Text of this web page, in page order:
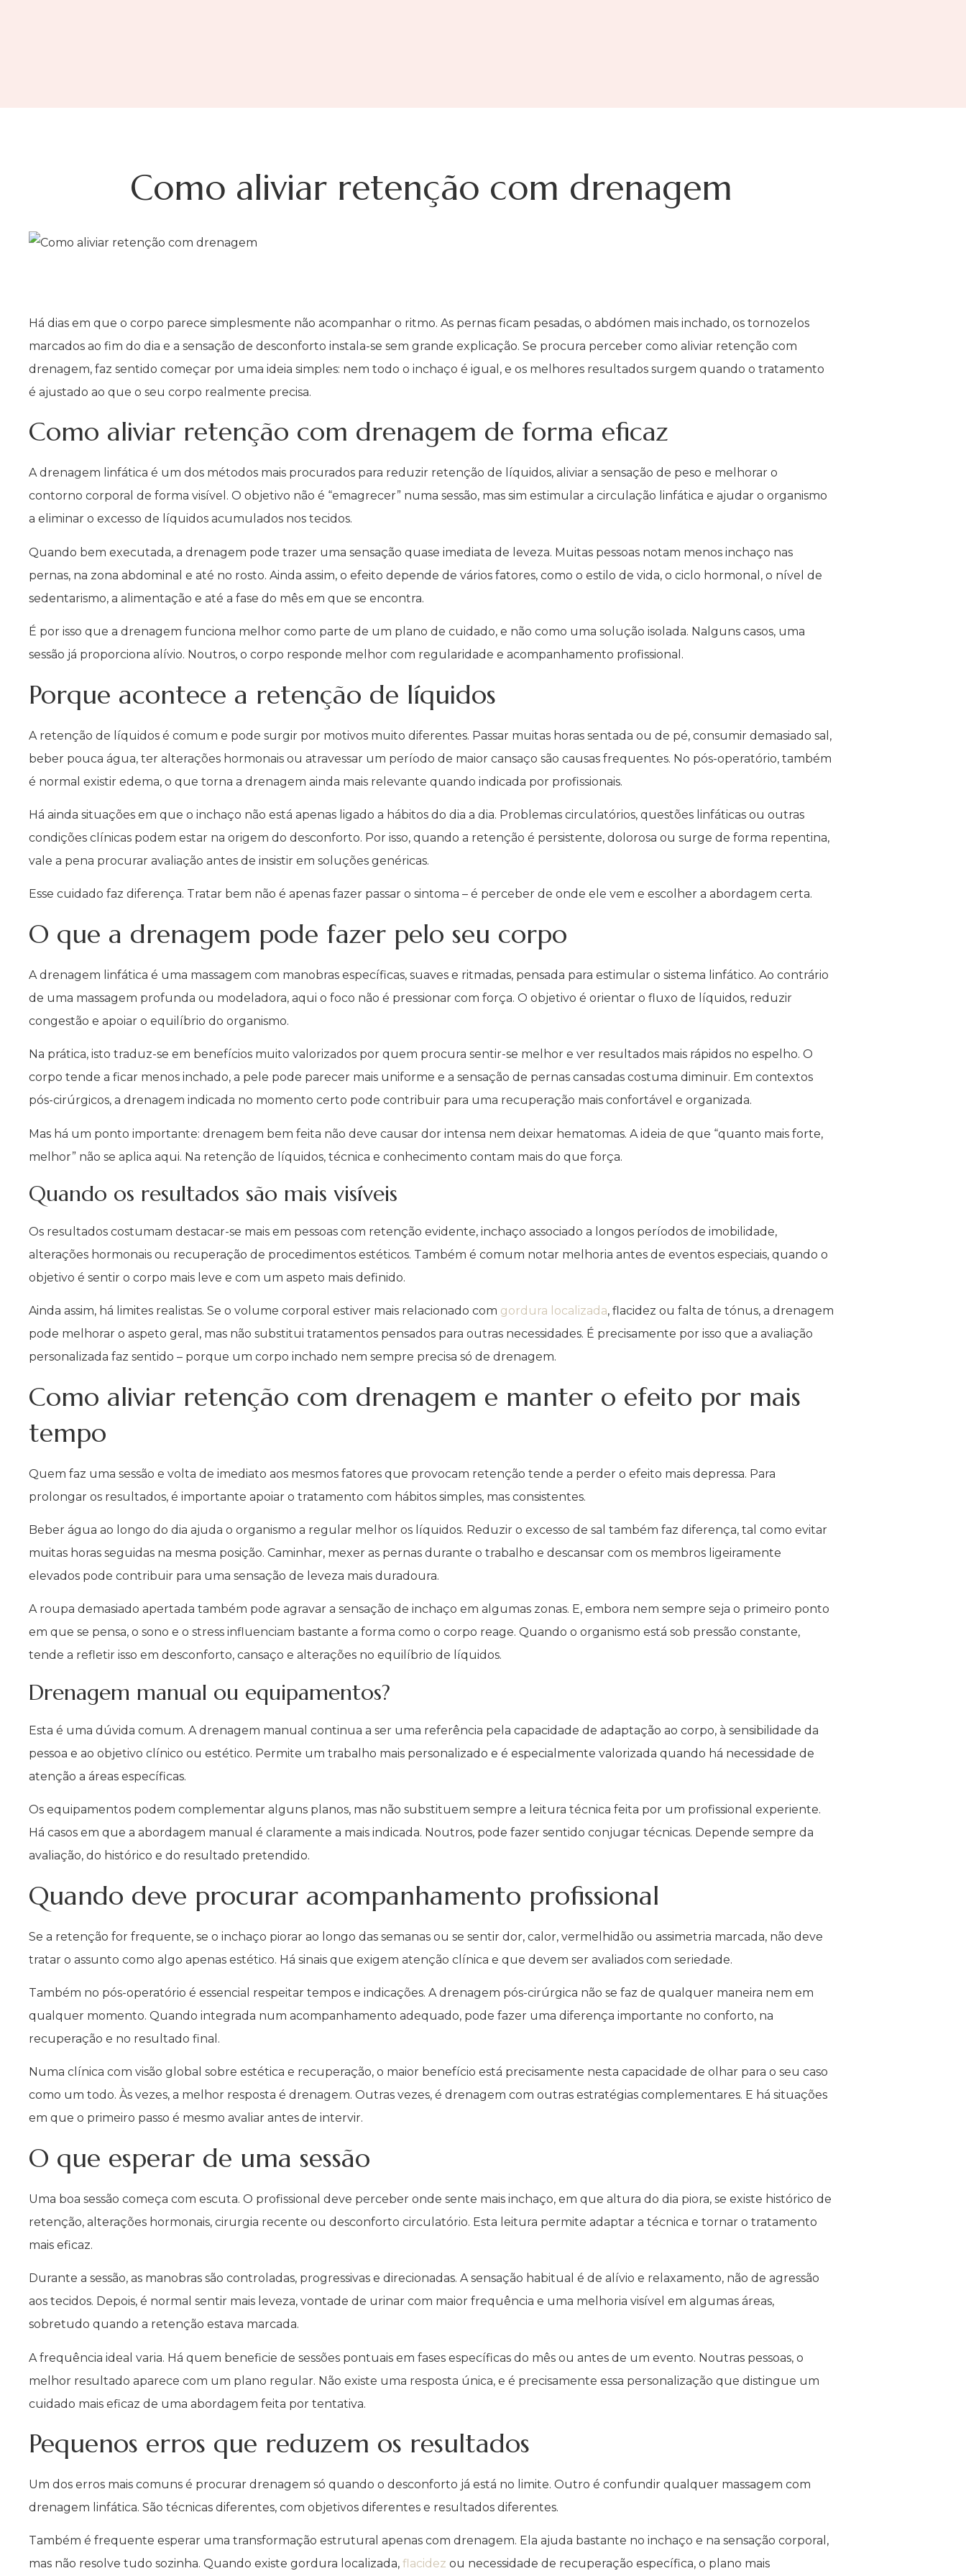
Como aliviar retenção com drenagem
Há dias em que o corpo parece simplesmente não acompanhar o ritmo. As pernas ficam pesadas, o abdómen mais inchado, os tornozelos
marcados ao fim do dia e a sensação de desconforto instala-se sem grande explicação. Se procura perceber como aliviar retenção com
drenagem, faz sentido começar por uma ideia simples: nem todo o inchaço é igual, e os melhores resultados surgem quando o tratamento
é ajustado ao que o seu corpo realmente precisa.
Como aliviar retenção com drenagem de forma eficaz
A drenagem linfática é um dos métodos mais procurados para reduzir retenção de líquidos, aliviar a sensação de peso e melhorar o
contorno corporal de forma visível. O objetivo não é “emagrecer” numa sessão, mas sim estimular a circulação linfática e ajudar o organismo
a eliminar o excesso de líquidos acumulados nos tecidos.
Quando bem executada, a drenagem pode trazer uma sensação quase imediata de leveza. Muitas pessoas notam menos inchaço nas
pernas, na zona abdominal e até no rosto. Ainda assim, o efeito depende de vários fatores, como o estilo de vida, o ciclo hormonal, o nível de
sedentarismo, a alimentação e até a fase do mês em que se encontra.
É por isso que a drenagem funciona melhor como parte de um plano de cuidado, e não como uma solução isolada. Nalguns casos, uma
sessão já proporciona alívio. Noutros, o corpo responde melhor com regularidade e acompanhamento profissional.
Porque acontece a retenção de líquidos
A retenção de líquidos é comum e pode surgir por motivos muito diferentes. Passar muitas horas sentada ou de pé, consumir demasiado sal,
beber pouca água, ter alterações hormonais ou atravessar um período de maior cansaço são causas frequentes. No pós-operatório, também
é normal existir edema, o que torna a drenagem ainda mais relevante quando indicada por profissionais.
Há ainda situações em que o inchaço não está apenas ligado a hábitos do dia a dia. Problemas circulatórios, questões linfáticas ou outras
condições clínicas podem estar na origem do desconforto. Por isso, quando a retenção é persistente, dolorosa ou surge de forma repentina,
vale a pena procurar avaliação antes de insistir em soluções genéricas.
Esse cuidado faz diferença. Tratar bem não é apenas fazer passar o sintoma – é perceber de onde ele vem e escolher a abordagem certa.
O que a drenagem pode fazer pelo seu corpo
A drenagem linfática é uma massagem com manobras específicas, suaves e ritmadas, pensada para estimular o sistema linfático. Ao contrário
de uma massagem profunda ou modeladora, aqui o foco não é pressionar com força. O objetivo é orientar o fluxo de líquidos, reduzir
congestão e apoiar o equilíbrio do organismo.
Na prática, isto traduz-se em benefícios muito valorizados por quem procura sentir-se melhor e ver resultados mais rápidos no espelho. O
corpo tende a ficar menos inchado, a pele pode parecer mais uniforme e a sensação de pernas cansadas costuma diminuir. Em contextos
pós-cirúrgicos, a drenagem indicada no momento certo pode contribuir para uma recuperação mais confortável e organizada.
Mas há um ponto importante: drenagem bem feita não deve causar dor intensa nem deixar hematomas. A ideia de que “quanto mais forte,
melhor” não se aplica aqui. Na retenção de líquidos, técnica e conhecimento contam mais do que força.
Quando os resultados são mais visíveis
Os resultados costumam destacar-se mais em pessoas com retenção evidente, inchaço associado a longos períodos de imobilidade,
alterações hormonais ou recuperação de procedimentos estéticos. Também é comum notar melhoria antes de eventos especiais, quando o
objetivo é sentir o corpo mais leve e com um aspeto mais definido.
Ainda assim, há limites realistas. Se o volume corporal estiver mais relacionado com gordura localizada, flacidez ou falta de tónus, a drenagem
pode melhorar o aspeto geral, mas não substitui tratamentos pensados para outras necessidades. É precisamente por isso que a avaliação
personalizada faz sentido – porque um corpo inchado nem sempre precisa só de drenagem.
Como aliviar retenção com drenagem e manter o efeito por mais
tempo
Quem faz uma sessão e volta de imediato aos mesmos fatores que provocam retenção tende a perder o efeito mais depressa. Para
prolongar os resultados, é importante apoiar o tratamento com hábitos simples, mas consistentes.
Beber água ao longo do dia ajuda o organismo a regular melhor os líquidos. Reduzir o excesso de sal também faz diferença, tal como evitar
muitas horas seguidas na mesma posição. Caminhar, mexer as pernas durante o trabalho e descansar com os membros ligeiramente
elevados pode contribuir para uma sensação de leveza mais duradoura.
A roupa demasiado apertada também pode agravar a sensação de inchaço em algumas zonas. E, embora nem sempre seja o primeiro ponto
em que se pensa, o sono e o stress influenciam bastante a forma como o corpo reage. Quando o organismo está sob pressão constante,
tende a refletir isso em desconforto, cansaço e alterações no equilíbrio de líquidos.
Drenagem manual ou equipamentos?
Esta é uma dúvida comum. A drenagem manual continua a ser uma referência pela capacidade de adaptação ao corpo, à sensibilidade da
pessoa e ao objetivo clínico ou estético. Permite um trabalho mais personalizado e é especialmente valorizada quando há necessidade de
atenção a áreas específicas.
Os equipamentos podem complementar alguns planos, mas não substituem sempre a leitura técnica feita por um profissional experiente.
Há casos em que a abordagem manual é claramente a mais indicada. Noutros, pode fazer sentido conjugar técnicas. Depende sempre da
avaliação, do histórico e do resultado pretendido.
Quando deve procurar acompanhamento profissional
Se a retenção for frequente, se o inchaço piorar ao longo das semanas ou se sentir dor, calor, vermelhidão ou assimetria marcada, não deve
tratar o assunto como algo apenas estético. Há sinais que exigem atenção clínica e que devem ser avaliados com seriedade.
Também no pós-operatório é essencial respeitar tempos e indicações. A drenagem pós-cirúrgica não se faz de qualquer maneira nem em
qualquer momento. Quando integrada num acompanhamento adequado, pode fazer uma diferença importante no conforto, na
recuperação e no resultado final.
Numa clínica com visão global sobre estética e recuperação, o maior benefício está precisamente nesta capacidade de olhar para o seu caso
como um todo. Às vezes, a melhor resposta é drenagem. Outras vezes, é drenagem com outras estratégias complementares. E há situações
em que o primeiro passo é mesmo avaliar antes de intervir.
O que esperar de uma sessão
Uma boa sessão começa com escuta. O profissional deve perceber onde sente mais inchaço, em que altura do dia piora, se existe histórico de
retenção, alterações hormonais, cirurgia recente ou desconforto circulatório. Esta leitura permite adaptar a técnica e tornar o tratamento
mais eficaz.
Durante a sessão, as manobras são controladas, progressivas e direcionadas. A sensação habitual é de alívio e relaxamento, não de agressão
aos tecidos. Depois, é normal sentir mais leveza, vontade de urinar com maior frequência e uma melhoria visível em algumas áreas,
sobretudo quando a retenção estava marcada.
A frequência ideal varia. Há quem beneficie de sessões pontuais em fases específicas do mês ou antes de um evento. Noutras pessoas, o
melhor resultado aparece com um plano regular. Não existe uma resposta única, e é precisamente essa personalização que distingue um
cuidado mais eficaz de uma abordagem feita por tentativa.
Pequenos erros que reduzem os resultados
Um dos erros mais comuns é procurar drenagem só quando o desconforto já está no limite. Outro é confundir qualquer massagem com
drenagem linfática. São técnicas diferentes, com objetivos diferentes e resultados diferentes.
Também é frequente esperar uma transformação estrutural apenas com drenagem. Ela ajuda bastante no inchaço e na sensação corporal,
mas não resolve tudo sozinha. Quando existe gordura localizada, flacidez ou necessidade de recuperação específica, o plano mais